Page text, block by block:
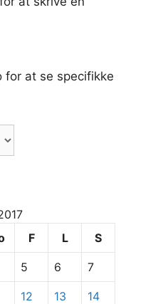
at se specifikke
F L S
5 6 7
12 13 14